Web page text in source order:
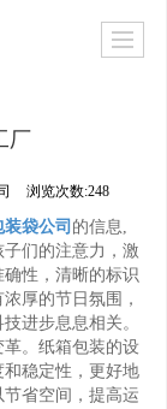
厂
浏览次数:248
装袋公司 的信息,
们的注意力，激
性，清晰的标识
厚的节日氛围，
进步息息相关。
。纸箱包装的设
稳定性，更好地
省空间，提高运